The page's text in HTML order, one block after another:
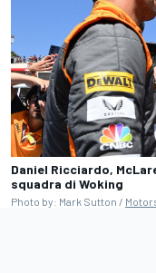
Daniel Ricciardo,
squadra di Woking
Photo by: Mark Sutton /